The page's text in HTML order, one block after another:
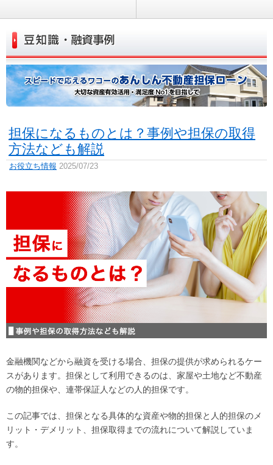
担保になるものとは？事例や担保の取得
方法なども解説
お役立ち情報 2025/07/23
金融機関などから融資を受ける場合、担保の提供が求められるケー
スがあります。担保として利用できるのは、家屋や土地など不動産
の物的担保や、連帯保証人などの人的担保です。
この記事では、担保となる具体的な資産や物的担保と人的担保のメ
リット・デメリット、担保取得までの流れについて解説していま
す。